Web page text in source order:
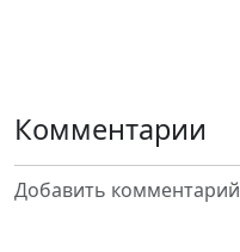
Комментарии
Добавить комментарий